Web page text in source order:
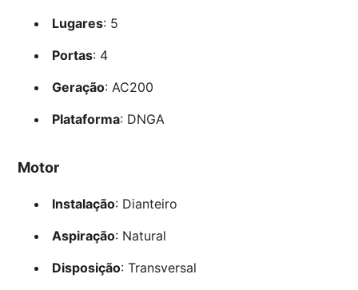
Lugares: 5
Portas: 4
Geração: AC200
Plataforma: DNGA
Motor
Instalação: Dianteiro
Aspiração: Natural
Disposição: Transversal